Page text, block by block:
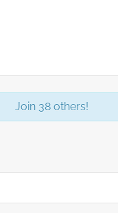
Join 38 others!